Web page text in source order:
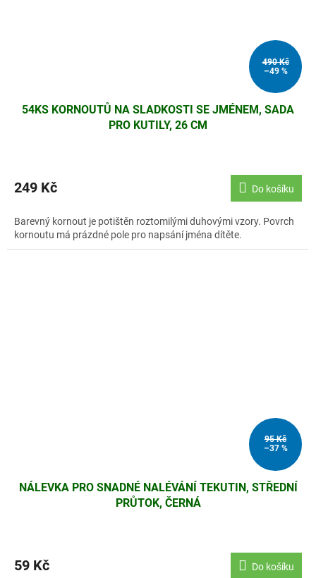
490 Kč
–49 %
54KS KORNOUTŮ NA SLADKOSTI SE JMÉNEM, SADA
PRO KUTILY, 26 CM
249 Kč Do košíku
Barevný kornout je potištěn roztomilými duhovými vzory. Povrch
kornoutu má prázdné pole pro napsání jména dítěte.
95 Kč
–37 %
NÁLEVKA PRO SNADNÉ NALÉVÁNÍ TEKUTIN, STŘEDNÍ
PRŮTOK, ČERNÁ
59 Kč Do košíku